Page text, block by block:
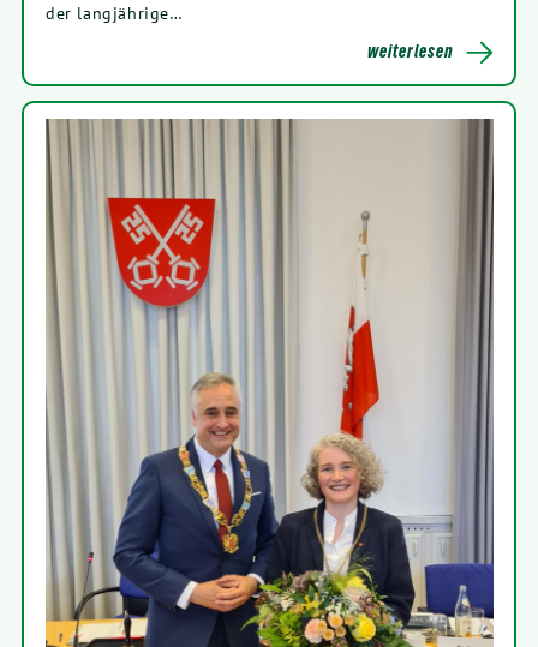
der langjährige…
wei­ter­le­sen